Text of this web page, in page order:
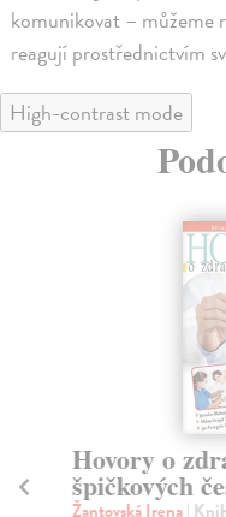
komunikovat – můžeme
reagují prostřednictvím
High-contrast mode
Hovory o
špičkových
Žantovská Irena|